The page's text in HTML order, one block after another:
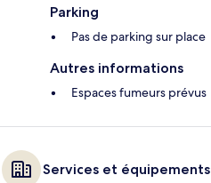
Parking
Pas de parking sur place
Autres informations
Espaces fumeurs prévus
Services et équipements